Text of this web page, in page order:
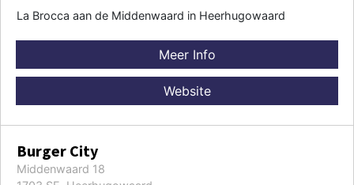
La Brocca aan de Middenwaard in Heerhugowaard
Meer Info
Website
Burger City
Middenwaard 18